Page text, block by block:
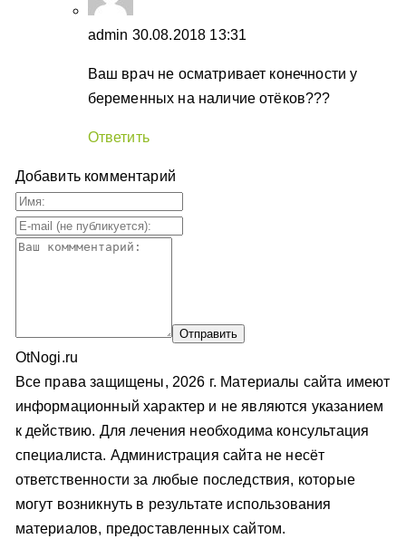
admin 30.08.2018 13:31
Ваш врач не осматривает конечности у
беременных на наличие отёков???
Ответить
Добавить комментарий
OtNogi.ru
Все права защищены, 2026 г. Материалы сайта имеют
информационный характер и не являются указанием
к действию. Для лечения необходима консультация
специалиста. Администрация сайта не несёт
ответственности за любые последствия, которые
могут возникнуть в результате использования
материалов, предоставленных сайтом.